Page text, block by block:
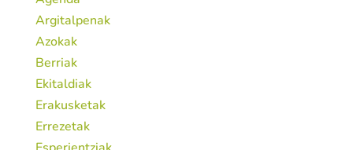
Argitalpenak
Azokak
Berriak
Ekitaldiak
Erakusketak
Errezetak